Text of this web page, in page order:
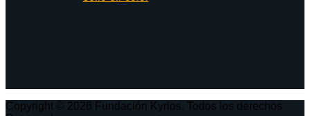
Copyright © 2026 Fundación Kyrios. Todos los derechos